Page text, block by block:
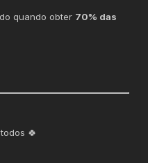
quando obter 70% das
🍀